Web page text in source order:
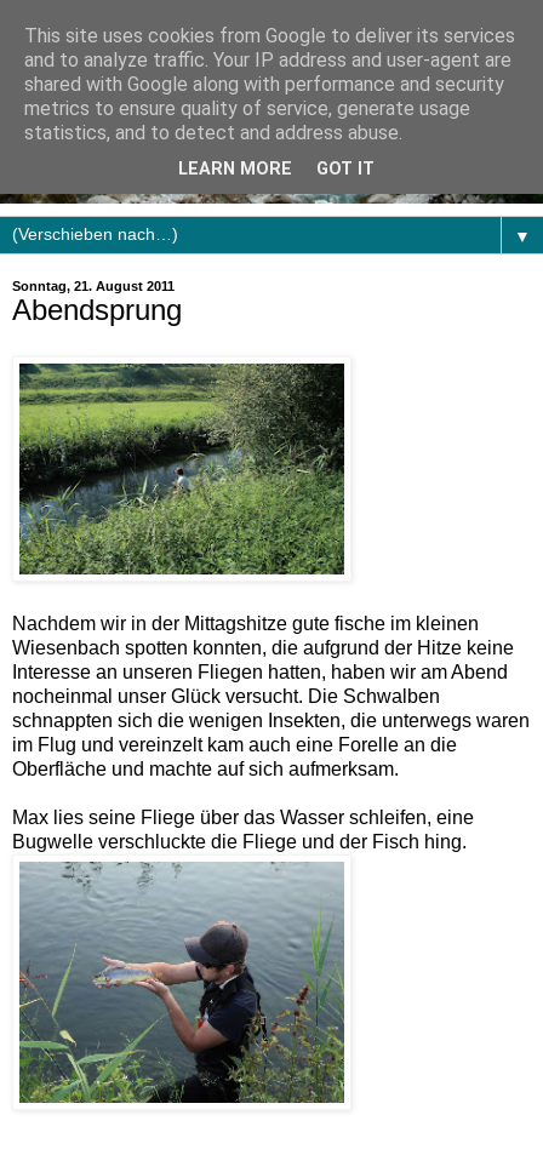
▼
Sonntag, 21. August 2011
Abendsprung
Nachdem wir in der Mittagshitze gute fische im kleinen
Wiesenbach spotten konnten, die aufgrund der Hitze keine
Interesse an unseren Fliegen hatten, haben wir am Abend
nocheinmal unser Glück versucht. Die Schwalben
schnappten sich die wenigen Insekten, die unterwegs waren
im Flug und vereinzelt kam auch eine Forelle an die
Oberfläche und machte auf sich aufmerksam.
Max lies seine Fliege über das Wasser schleifen, eine
Bugwelle verschluckte die Fliege und der Fisch hing.
This site uses cookies from Google to deliver its services
and to analyze traffic. Your IP address and user-agent are
shared with Google along with performance and security
metrics to ensure quality of service, generate usage
statistics, and to detect and address abuse.
LEARN MORE GOT IT